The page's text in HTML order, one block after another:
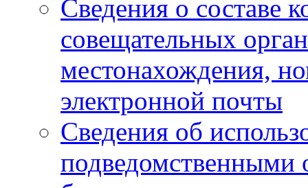
Сведения о составе
совещательных
местонахождения,
электронной почты
Сведения об
подведомственными